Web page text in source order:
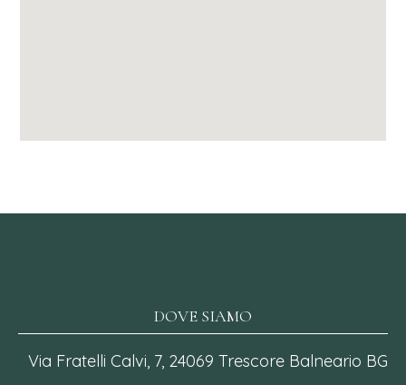
DOVE SIAMO
Via Fratelli Calvi, 7, 24069 Trescore Balneario BG